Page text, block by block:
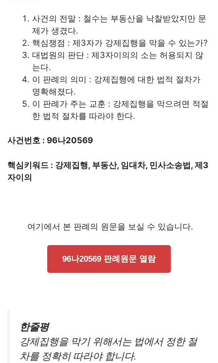
사건의 전말 : 철수는 부동산을 낙찰받았지만 문
제가 생겼다.
핵심쟁점 : 제3자가 강제집행을 막을 수 있는가?
대법원의 판단 : 제3자이의의 소는 허용되지 않
는다.
이 판례의 의미 : 강제집행에 대한 법적 절차가
명확해졌다.
이 판례가 주는 교훈 : 강제집행을 막으려면 적절
한 법적 절차를 따라야 한다.
사건번호 : 96나20569
핵심키워드 : 강제집행, 부동산, 임대차, 민사소송법, 제3
자이의
여기에서 본 판례의 원문을 보실 수 있습니다.
96나20569 판례원문 열람
한줄평
강제집행을 막기 위해서는 법에서 정한 절
차를 정확히 따라야 합니다.